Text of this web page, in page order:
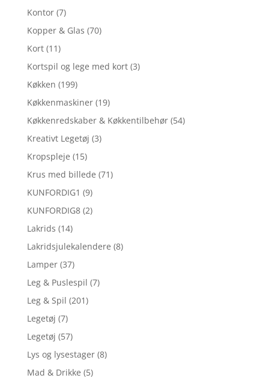
Kontor (7)
Kopper & Glas (70)
Kort (11)
Kortspil og lege med kort (3)
Køkken (199)
Køkkenmaskiner (19)
Køkkenredskaber & Køkkentilbehør (54)
Kreativt Legetøj (3)
Kropspleje (15)
Krus med billede (71)
KUNFORDIG1 (9)
KUNFORDIG8 (2)
Lakrids (14)
Lakridsjulekalendere (8)
Lamper (37)
Leg & Puslespil (7)
Leg & Spil (201)
Legetøj (7)
Legetøj (57)
Lys og lysestager (8)
Mad & Drikke (5)